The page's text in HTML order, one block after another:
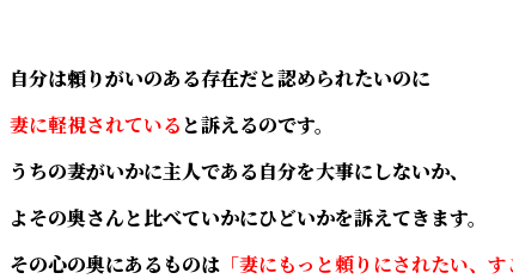
自分は頼りがいのある存在だと認められたいのに
妻に軽視されている と訴えるのです。
うちの妻がいかに主人である自分を大事にしないか、
よその奥さんと比べていかにひどいかを訴えてきます。
その心の奥にあるものは 「妻にもっと頼りにされたい、